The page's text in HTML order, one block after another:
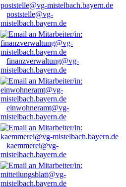
poststelle@vg-
mistelbach.bayern.de
finanzverwaltung@vg-
mistelbach.bayern.de
einwohneramt@vg-
mistelbach.bayern.de
kaemmerei@vg-
mistelbach.bayern.de